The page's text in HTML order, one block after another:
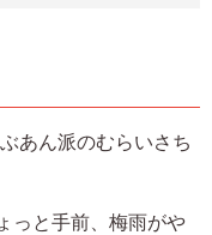
あん派のむらいさち
っと手前、梅雨がや